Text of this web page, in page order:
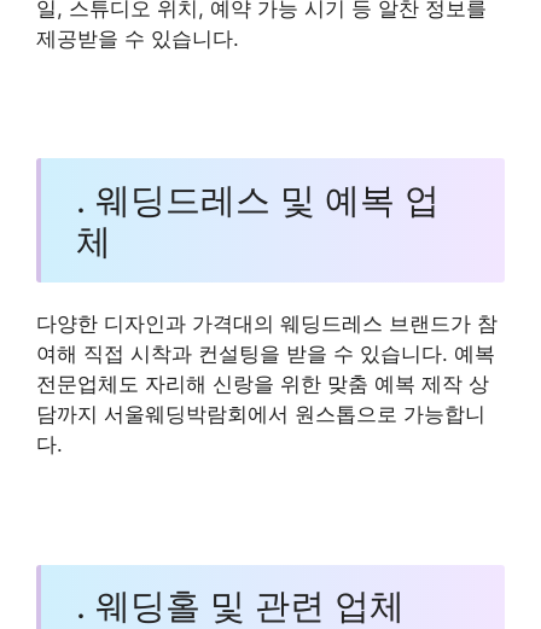
일, 스튜디오 위치, 예약 가능 시기 등 알찬 정보를
제공받을 수 있습니다.
. 웨딩드레스 및 예복 업
체
다양한 디자인과 가격대의 웨딩드레스 브랜드가 참
여해 직접 시착과 컨설팅을 받을 수 있습니다. 예복
전문업체도 자리해 신랑을 위한 맞춤 예복 제작 상
담까지 서울웨딩박람회에서 원스톱으로 가능합니
다.
. 웨딩홀 및 관련 업체